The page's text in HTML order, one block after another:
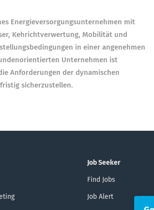
Energieversorgungsunternehmen mit
Kehrichtverwertung, Mobilität und
in einer angenehmen
Unternehmen ist
Anforderungen der dynamischen
sicherzustellen.
Job Seeker
Find Jobs
Job Alert